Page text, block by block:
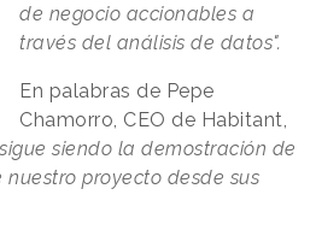
de negocio accionables a
través del análisis de datos".
En palabras de Pepe
Chamorro, CEO de Habitant,
siendo la demostración de
proyecto desde sus